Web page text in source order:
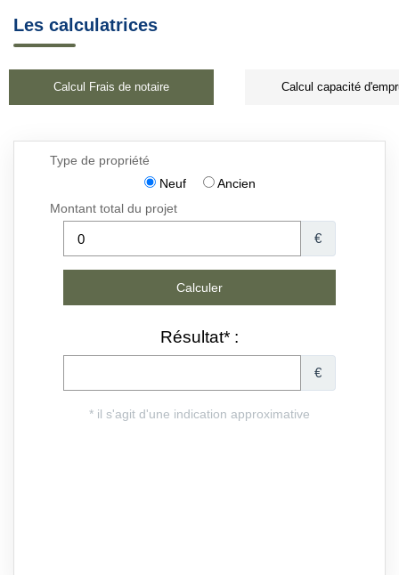
Les calculatrices
Calcul Frais de notaire Calcul capacité